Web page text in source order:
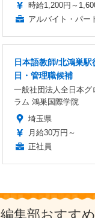
時給1,200円～
アルバイト・パー
日本語教師/北鴻巣
日・管理職候補
一般社団法人全日本グ
ラム 鴻巣国際学院
埼玉県
月給30万円～
正社員
編集部おすす